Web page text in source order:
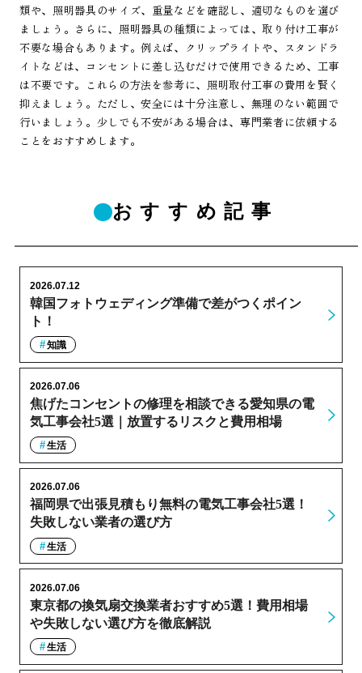
類や、照明器具のサイズ、重量などを確認し、適切なものを選び
ましょう。さらに、照明器具の種類によっては、取り付け工事が
不要な場合もあります。例えば、クリップライトや、スタンドラ
イトなどは、コンセントに差し込むだけで使用できるため、工事
は不要です。これらの方法を参考に、照明取付工事の費用を賢く
抑えましょう。ただし、安全には十分注意し、無理のない範囲で
行いましょう。少しでも不安がある場合は、専門業者に依頼する
ことをおすすめします。
おすすめ記事
韓国フォトウェディング準備で差がつくポイン
ト！
2026.07.12
知識
焦げたコンセントの修理を相談できる愛知県の電
気工事会社5選｜放置するリスクと費用相場
2026.07.06
生活
福岡県で出張見積もり無料の電気工事会社5選！
失敗しない業者の選び方
2026.07.06
生活
東京都の換気扇交換業者おすすめ5選！費用相場
や失敗しない選び方を徹底解説
2026.07.06
生活